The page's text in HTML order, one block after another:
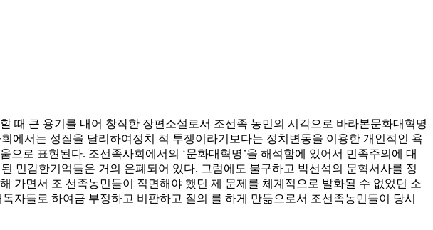
때 큰 용기를 내어 창작한 장편소설로서 조선족 농민의 시각으로 바라본문화대혁명
에서는 성질을 달리하여정치 적 투쟁이라기보다는 정치변동을 이용한 개인적인 욕
로 표현된다. 조선족사회에서의 ‘문화대혁명’을 해석함에 있어서 민족주의에 대
민감한기억들은 거의 은폐되어 있다. 그럼에도 불구하고 박선석의 문혁서사를 정
가면서 조 선족농민들이 직면해야 했던 제 문제를 체계적으로 발화될 수 없었던 소
자들로 하여금 부정하고 비판하고 질의 를 하게 만듦으로서 조선족농민들이 당시